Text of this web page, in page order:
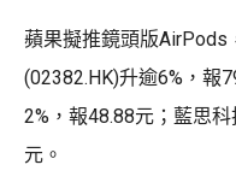
蘋果擬推鏡頭版AirPods
(02382.HK)升逾6%，報
2%，報48.88元；藍思
元。